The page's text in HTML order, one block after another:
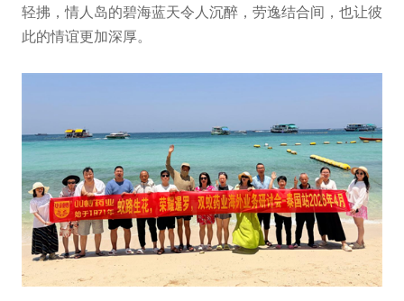
轻拂，情人岛的碧海蓝天令人沉醉，劳逸结合间，也让彼
此的情谊更加深厚。